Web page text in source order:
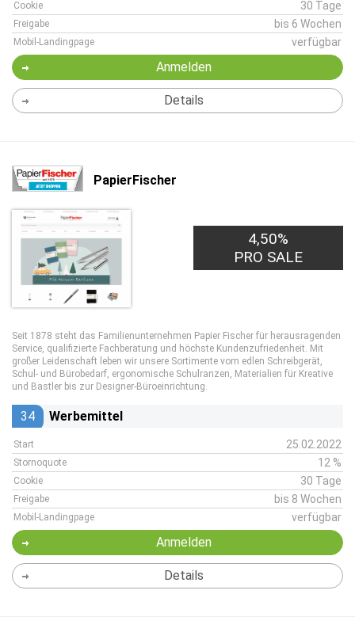
Cookie 30 Tage
Freigabe bis 6 Wochen
Mobil-Landingpage verfügbar
Anmelden
Details
PapierFischer
4,50%
PRO SALE
Seit 1878 steht das Familienunternehmen Papier Fischer für herausragenden
Service, qualifizierte Fachberatung und höchste Kundenzufriedenheit. Mit
großer Leidenschaft leben wir unsere Sortimente vom edlen Schreibgerät,
Schul- und Bürobedarf, ergonomische Schulranzen, Materialien für Kreative
und Bastler bis zur Designer-Büroeinrichtung.
34 Werbemittel
Start 25.02.2022
Stornoquote 12 %
Cookie 30 Tage
Freigabe bis 8 Wochen
Mobil-Landingpage verfügbar
Anmelden
Details